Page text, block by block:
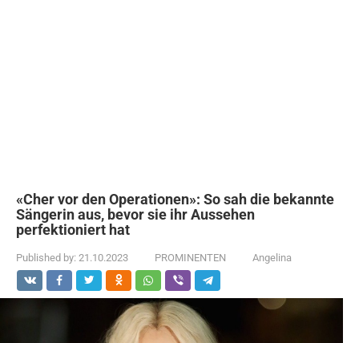
«Cher vor den Operationen»: So sah die bekannte
Sängerin aus, bevor sie ihr Aussehen
perfektioniert hat
Published by: 21.10.2023 PROMINENTEN Angelina